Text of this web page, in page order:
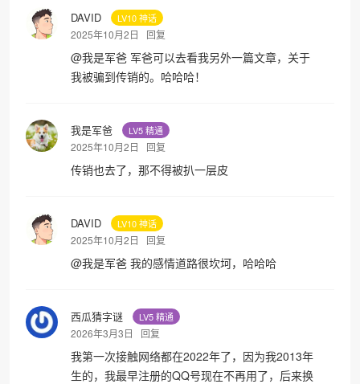
DAVID LV10 神话
2025年10月2日 回复
@我是军爸 军爸可以去看我另外一篇文章，关于
我被骗到传销的。哈哈哈！
我是军爸 LV5 精通
2025年10月2日 回复
传销也去了，那不得被扒一层皮
DAVID LV10 神话
2025年10月2日 回复
@我是军爸 我的感情道路很坎坷，哈哈哈
西瓜猜字谜 LV5 精通
2026年3月3日 回复
我第一次接触网络都在2022年了，因为我2013年
生的，我最早注册的QQ号现在不再用了，后来换